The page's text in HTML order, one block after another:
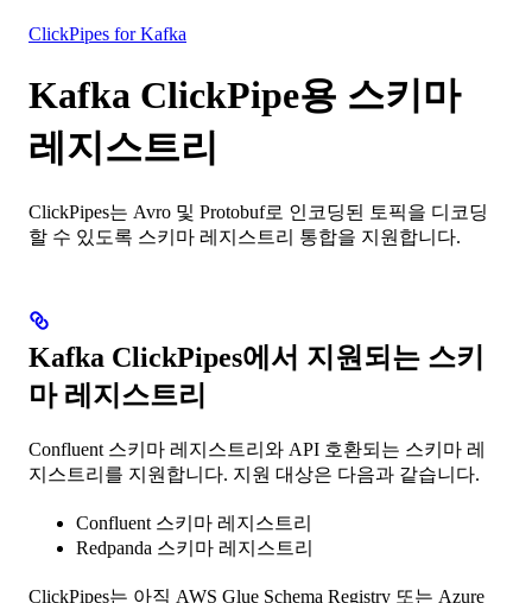
ClickPipes for Kafka
Kafka ClickPipe용 스키마
레지스트리
ClickPipes는 Avro 및 Protobuf로 인코딩된 토픽을 디코딩
할 수 있도록 스키마 레지스트리 통합을 지원합니다.
Kafka ClickPipes에서 지원되는 스키
마 레지스트리
Confluent 스키마 레지스트리와 API 호환되는 스키마 레
지스트리를 지원합니다. 지원 대상은 다음과 같습니다.
Confluent 스키마 레지스트리
Redpanda 스키마 레지스트리
ClickPipes는 아직 AWS Glue Schema Registry 또는 Azure